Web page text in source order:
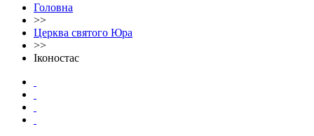
Головна
>>
Церква святого Юра
>>
Іконостас